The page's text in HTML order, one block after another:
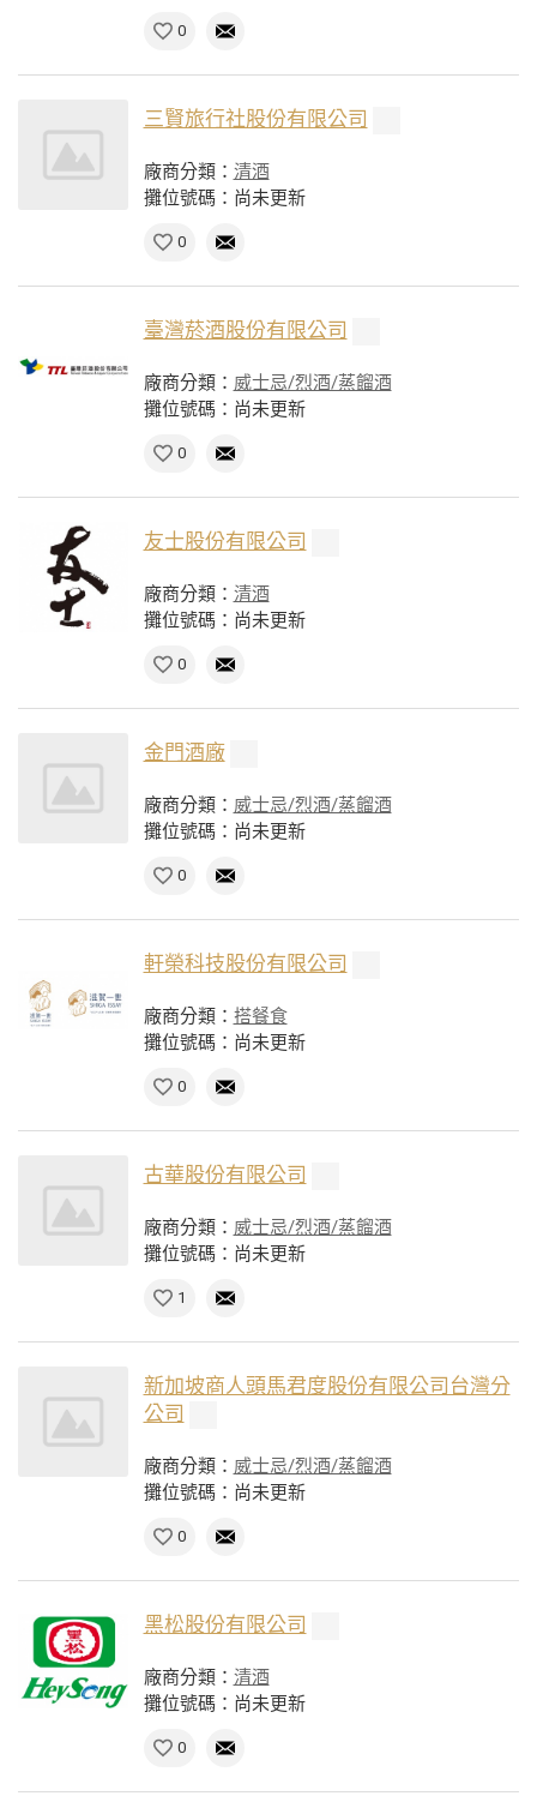
0
三賢旅行社股份有限公司
廠商分類： 清酒
攤位號碼：尚未更新
0
臺灣菸酒股份有限公司
廠商分類： 威士忌/烈酒/蒸餾酒
攤位號碼：尚未更新
0
友士股份有限公司
廠商分類： 清酒
攤位號碼：尚未更新
0
金門酒廠
廠商分類： 威士忌/烈酒/蒸餾酒
攤位號碼：尚未更新
0
軒榮科技股份有限公司
廠商分類： 搭餐食
攤位號碼：尚未更新
0
古華股份有限公司
廠商分類： 威士忌/烈酒/蒸餾酒
攤位號碼：尚未更新
1
新加坡商人頭馬君度股份有限公司台灣分
公司
廠商分類： 威士忌/烈酒/蒸餾酒
攤位號碼：尚未更新
0
黑松股份有限公司
廠商分類： 清酒
攤位號碼：尚未更新
0